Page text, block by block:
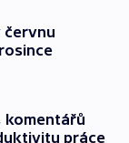
červnu
komentářů
práce